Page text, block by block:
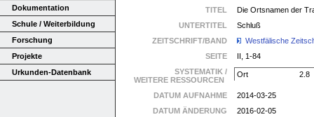
Dokumentation
Schule / Weiterbildung
Forschung
Projekte
Urkunden-Datenbank
TITEL
Die Ortsnamen der
UNTERTITEL
Schluß
ZEITSCHRIFT/BAND
Westfälische
SEITE
II, 1-84
SYSTEMATIK /
WEITERE RESSOURCEN
Ort 2.8
DATUM AUFNAHME
2014-03-25
DATUM ÄNDERUNG
2016-02-05